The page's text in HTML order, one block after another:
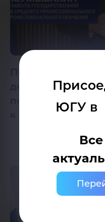
ЮГУ в
департаменте
политики в
к 1 Сентября